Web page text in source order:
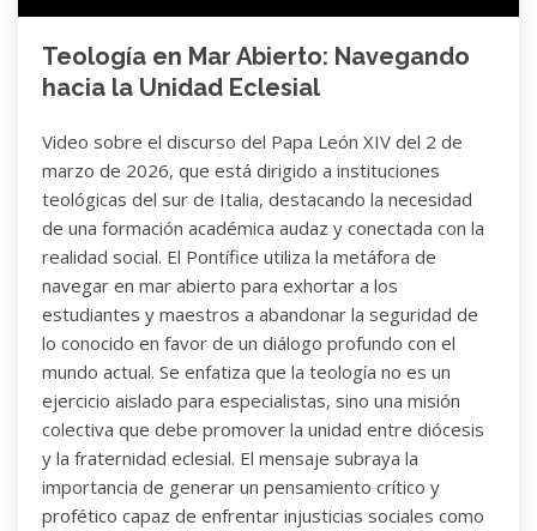
Teología en Mar Abierto: Navegando
hacia la Unidad Eclesial
Video sobre el discurso del Papa León XIV del 2 de
marzo de 2026, que está dirigido a instituciones
teológicas del sur de Italia, destacando la necesidad
de una formación académica audaz y conectada con la
realidad social. El Pontífice utiliza la metáfora de
navegar en mar abierto para exhortar a los
estudiantes y maestros a abandonar la seguridad de
lo conocido en favor de un diálogo profundo con el
mundo actual. Se enfatiza que la teología no es un
ejercicio aislado para especialistas, sino una misión
colectiva que debe promover la unidad entre diócesis
y la fraternidad eclesial. El mensaje subraya la
importancia de generar un pensamiento crítico y
profético capaz de enfrentar injusticias sociales como